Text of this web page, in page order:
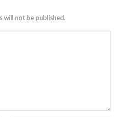
will not be published.